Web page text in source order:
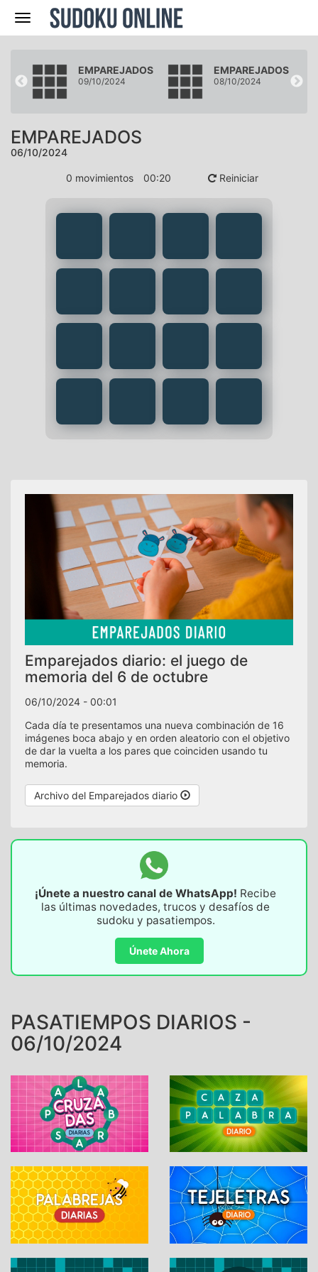
Navegación
EMPAREJADOS
09/10/2024
EMPAREJADOS
08/10/2024
EMPAREJADOS
06/10/2024
0 movimientos 00:20 Reiniciar
Emparejados diario: el juego de
memoria del 6 de octubre
06/10/2024 - 00:01
Cada día te presentamos una nueva combinación de 16
imágenes boca abajo y en orden aleatorio con el objetivo
de dar la vuelta a los pares que coinciden usando tu
memoria.
Archivo del Emparejados diario
¡Únete a nuestro canal de WhatsApp! Recibe
las últimas novedades, trucos y desafíos de
sudoku y pasatiempos.
Únete Ahora
PASATIEMPOS DIARIOS -
06/10/2024